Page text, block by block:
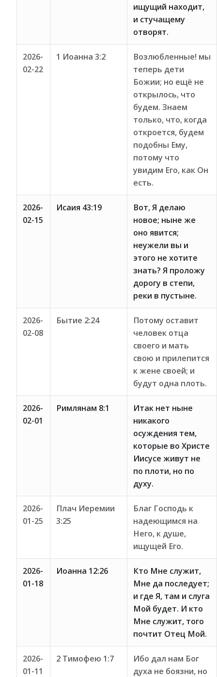
ищущий находит,
и стучащему
отворят.
2026-
02-22
1 Иоанна 3:2
Возлюбленные! мы
теперь дети
Божии; но ещё не
открылось, что
будем. Знаем
только, что, когда
откроется, будем
подобны Ему,
потому что
увидим Его, как Он
есть.
2026-
02-15
Исаия 43:19
Вот, Я делаю
новое; ныне же
оно явится;
неужели вы и
этого не хотите
знать? Я проложу
дорогу в степи,
реки в пустыне.
2026-
02-08
Бытие 2:24
Потому оставит
человек отца
своего и мать
свою и прилепится
к жене своей; и
будут одна плоть.
2026-
02-01
Римлянам 8:1
Итак нет ныне
никакого
осуждения тем,
которые во Христе
Иисусе живут не
по плоти, но по
духу.
2026-
01-25
Плач Иеремии
3:25
Благ Господь к
надеющимся на
Него, к душе,
ищущей Его.
2026-
01-18
Иоанна 12:26
Кто Мне служит,
Мне да последует;
и где Я, там и слуга
Мой будет. И кто
Мне служит, того
почтит Отец Мой.
2026-
01-11
2 Тимофею 1:7
Ибо дал нам Бог
духа не боязни, но